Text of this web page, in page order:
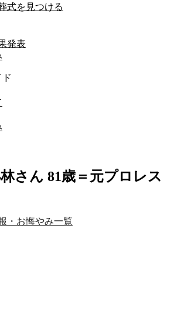
式を見つける
発表
さん 81歳＝元プロレス
・お悔やみ一覧